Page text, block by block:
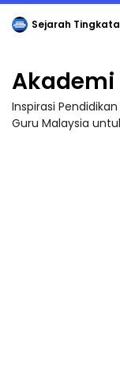
Sejarah
Inspirasi
Guru Malaysia